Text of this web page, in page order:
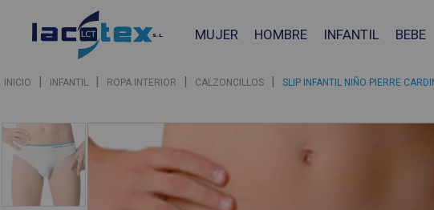
MUJER HOMBRE INFANTIL BEBE
INICIO | INFANTIL | ROPA INTERIOR | CALZONCILLOS | SLIP INFANTIL NIÑO PIERRE